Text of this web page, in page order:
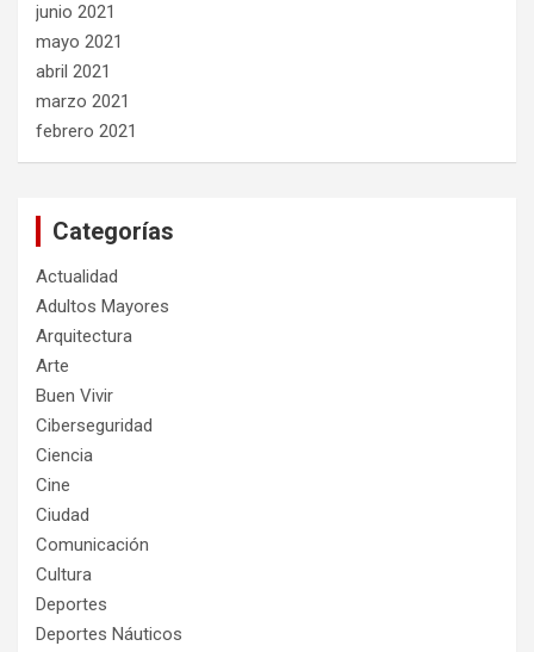
junio 2021
mayo 2021
abril 2021
marzo 2021
febrero 2021
Categorías
Actualidad
Adultos Mayores
Arquitectura
Arte
Buen Vivir
Ciberseguridad
Ciencia
Cine
Ciudad
Comunicación
Cultura
Deportes
Deportes Náuticos